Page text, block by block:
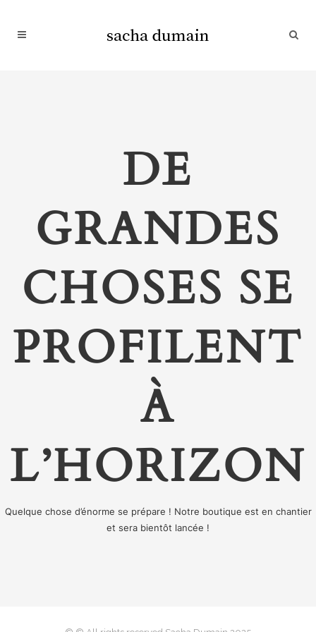
DE
GRANDES
CHOSES SE
PROFILENT
À
L’HORIZON
Quelque chose d’énorme se prépare ! Notre boutique est en chantier
et sera bientôt lancée !